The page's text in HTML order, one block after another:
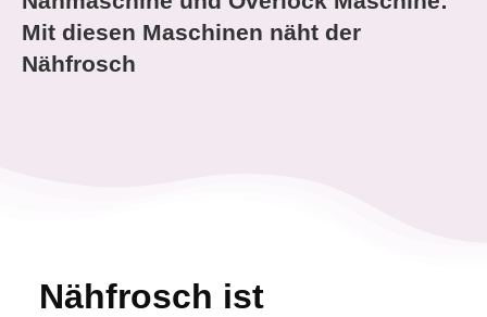
Mit diesen Maschinen näht der
Nähfrosch
Nähfrosch ist